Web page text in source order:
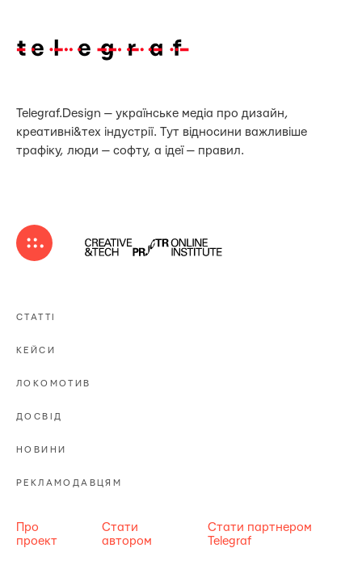
Telegraf.Design — українське медіа про дизайн,
креативні&тех індустрії. Тут відносини важливіше
трафіку, люди — софту, а ідеї — правил.
СТАТТІ
КЕЙСИ
ЛОКОМОТИВ
ДОСВІД
НОВИНИ
РЕКЛАМОДАВЦЯМ
Про
проект
Стати
автором
Стати партнером
Telegraf